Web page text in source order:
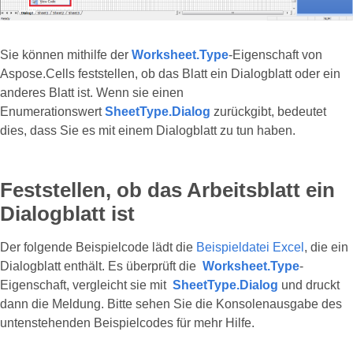
Sie können mithilfe der Worksheet.Type-Eigenschaft von
Aspose.Cells feststellen, ob das Blatt ein Dialogblatt oder ein
anderes Blatt ist. Wenn sie einen
EnumerationswertSheetType.Dialog zurückgibt, bedeutet
dies, dass Sie es mit einem Dialogblatt zu tun haben.
Feststellen, ob das Arbeitsblatt ein
Dialogblatt ist
Der folgende Beispielcode lädt die Beispieldatei Excel , die ein
Dialogblatt enthält. Es überprüft die Worksheet.Type-
Eigenschaft, vergleicht sie mit SheetType.Dialog und druckt
dann die Meldung. Bitte sehen Sie die Konsolenausgabe des
untenstehenden Beispielcodes für mehr Hilfe.